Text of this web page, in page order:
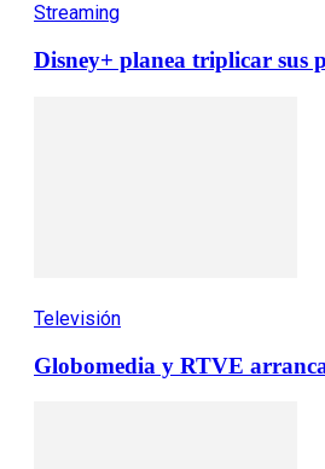
Streaming
Disney+ planea triplicar sus
Televisión
Globomedia y RTVE